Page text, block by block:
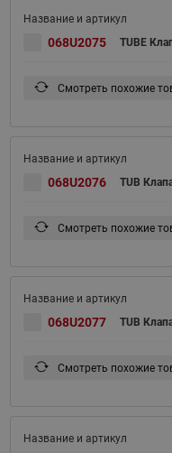
068U2075 TUBE
Смотреть похожие
068U2076 TUB
Смотреть похожие
068U2077 TUB
Смотреть похожие